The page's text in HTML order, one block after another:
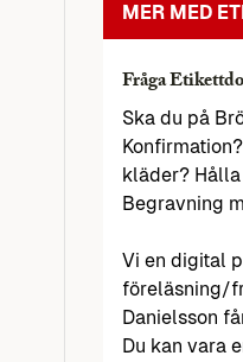
MER MED
Fråga
Ska du på
kläder?
Begravning
Vi en digital
föreläsning/
Danielsson
Du kan vara